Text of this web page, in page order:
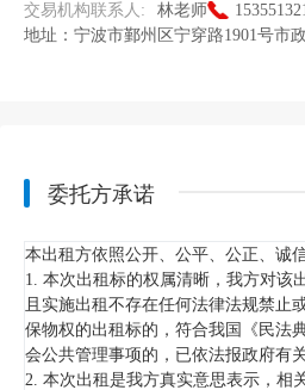
交易机构联系人: 林老师
地址： 宁波市鄞州区宁穿路1901号市
委托方承诺
本出租方依照公开、公平、公正、诚
1. 本次出租标的权属清晰，我方对该
且实施出租不存在任何法律法规禁止
保物权的出租标的，符合我国《民法
会公共管理事项的，已依法报政府有
2. 本次出租是我方真实意思表示，相